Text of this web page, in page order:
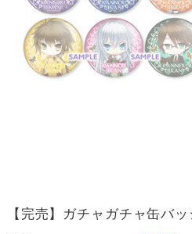
【完売】ガチャガチャ缶バッ